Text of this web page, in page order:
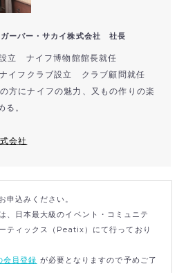
バー・サカイ株式会社 社長
立 ナイフ博物館館長就任
イフクラブ設立 クラブ顧問就任
方にナイフの魅力、又もの作りの楽
る。
会社
申込みください。
、日本最大級のイベント・コミュニテ
ティックス（Peatix）にて行っており
員登録 が必要となりますので予めご了